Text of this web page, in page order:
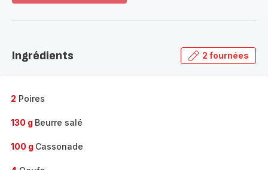
gamme
Ingrédients 2 fournées
2 Poires
130 g Beurre salé
100 g Cassonade